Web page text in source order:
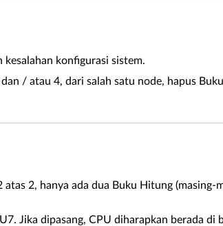
kesalahan konfigurasi sistem.
/ atau 4, dari salah satu node, hapus
2, hanya ada dua Buku Hitung
Jika dipasang, CPU diharapkan berada